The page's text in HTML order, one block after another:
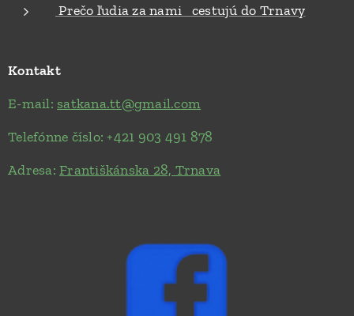
Prečo ľudia za nami cestujú do Trnavy
Kontakt
E-mail: satkana.tt@gmail.com
Telefónne číslo: +421 903 491 878
Adresa:Františkánska 28, Trnava